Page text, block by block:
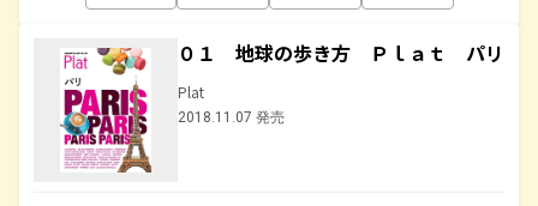
０１ 地球の歩き方 Ｐｌａｔ パリ
Plat
2018.11.07 発売